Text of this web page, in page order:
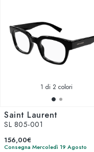
1 di 2 colori
Saint Laurent
SL 805-001
156,00€
Consegna Mercoledì 19 Agosto